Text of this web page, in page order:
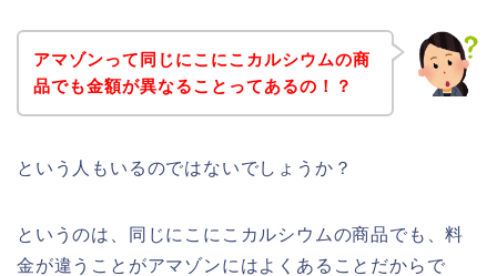
アマゾンって同じにこにこカルシウムの商
品でも金額が異なることってあるの！？
という人もいるのではないでしょうか？
というのは、同じにこにこカルシウムの商品でも、料
金が違うことがアマゾンにはよくあることだからで